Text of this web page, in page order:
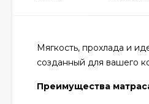
Мягкость, прохлада и
созданный для вашего
Преимущества